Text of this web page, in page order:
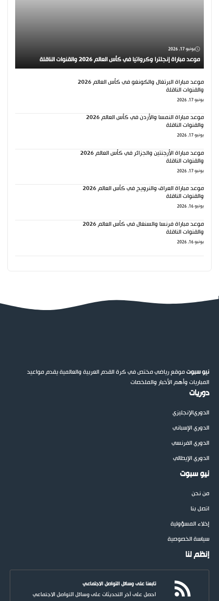
يونيو 17, 2026
موعد مباراة إنجلترا وكرواتيا في كأس العالم 2026 والقنوات الناقلة
موعد مباراة البرتغال والكونغو في كأس العالم 2026
والقنوات الناقلة
يونيو 17, 2026
موعد مباراة النمسا والأردن في كأس العالم 2026
والقنوات الناقلة
يونيو 17, 2026
موعد مباراة الأرجنتين والجزائر في كأس العالم 2026
والقنوات الناقلة
يونيو 17, 2026
موعد مباراة العراق والنرويج في كأس العالم 2026
والقنوات الناقلة
يونيو 16, 2026
موعد مباراة فرنسا والسنغال في كأس العالم 2026
والقنوات الناقلة
يونيو 16, 2026
نيو سبوتموقع رياضي مختص في كرة القدم العربية والعالمية يقدم مواعيد
المباريات وأهم الأخبار والملخصات
دوريات
الدوريالإنجليزي
الدوري الإسباني
الدوري الفرنسي
الدوري الإيطالي
نيو سبوت
من نحن
اتصل بنا
إخلاء المسؤولية
سياسة الخصوصية
إنظم لنا
تابعنا على وسائل التواصل الاجتماعي
احصل على آخر التحديثات على وسائل التواصل الاجتماعي